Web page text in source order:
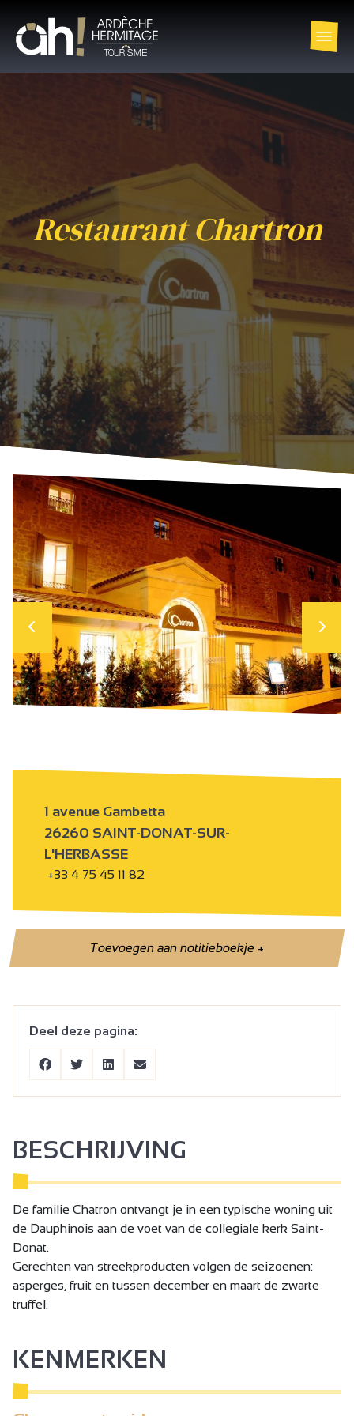
Restaurant Chartron
1 avenue Gambetta
26260 SAINT-DONAT-SUR-
L'HERBASSE
+33 4 75 45 11 82
Toevoegen aan notitieboekje+
Deel deze pagina:
BESCHRIJVING
De familie Chatron ontvangt je in een typische woning uit
de Dauphinois aan de voet van de collegiale kerk Saint-
Donat.
Gerechten van streekproducten volgen de seizoenen:
asperges, fruit en tussen december en maart de zwarte
truffel.
KENMERKEN